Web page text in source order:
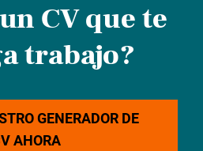
CV que te
trabajo?
GENERADOR DE
AHORA